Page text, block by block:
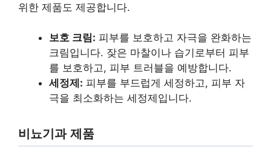
위한 제품도 제공합니다.
보호 크림: 피부를 보호하고 자극을 완화하는
크림입니다. 잦은 마찰이나 습기로부터 피부
를 보호하고, 피부 트러블을 예방합니다.
세정제: 피부를 부드럽게 세정하고, 피부 자
극을 최소화하는 세정제입니다.
비뇨기과 제품